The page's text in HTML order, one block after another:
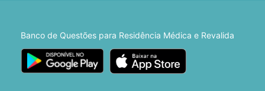
Banco de Questões para Residência Médica e Revalida